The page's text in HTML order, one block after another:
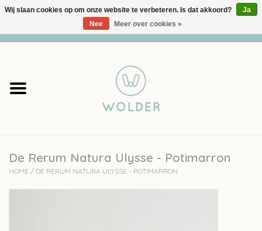
Garens
Accessoires
workshops
De Rerum Natura Ulysse - Potimarron
HOME / DE RERUM NATURA ULYSSE - POTIMARRON
Wij slaan cookies op om onze website te verbeteren. Is dat akkoord?
Ja
Nee
Meer over cookies »